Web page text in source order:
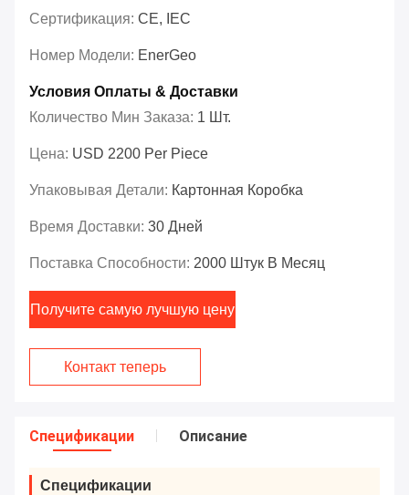
Сертификация: CE, IEC
Номер Модели: EnerGeo
Условия Оплаты & Доставки
Количество Мин Заказа: 1 Шт.
Цена: USD 2200 Per Piece
Упаковывая Детали: Картонная Коробка
Время Доставки: 30 Дней
Поставка Способности: 2000 Штук В Месяц
Получите самую лучшую цену
Контакт теперь
Спецификации Описание
Спецификации